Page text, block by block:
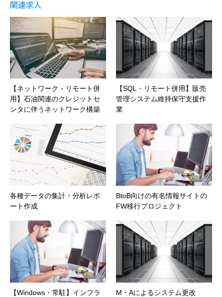
関連求人
【ネットワーク・リモート併
用】石油関連のクレジットセ
ンタに伴うネットワーク構築
【SQL・リモート併用】販売
管理システム維持保守支援作
業
各種データの集計・分析レポ
ート作成
BtoB向けの有名情報サイトの
FW移行プロジェクト
【Windows・常駐】インフラ
M・Aによるシステム更改